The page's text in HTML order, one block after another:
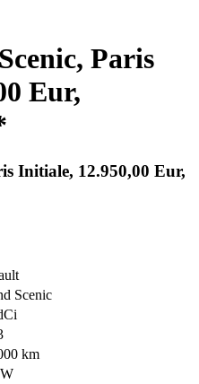
Paris
Eur,
Initiale, 12.950,00 Eur,
Scenic
km